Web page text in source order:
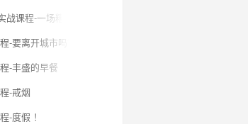
战课程-一场糟糕的面试
-要离开城市吗？
-丰盛的早餐
-戒烟
-度假 ！